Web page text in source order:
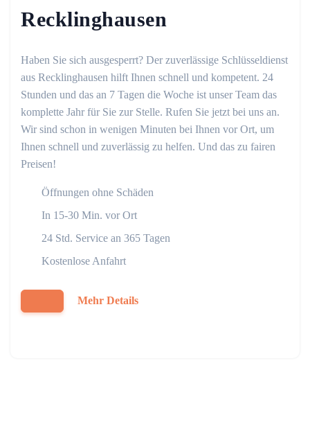
Recklinghausen
Haben Sie sich ausgesperrt? Der zuverlässige Schlüsseldienst
aus Recklinghausen hilft Ihnen schnell und kompetent. 24
Stunden und das an 7 Tagen die Woche ist unser Team das
komplette Jahr für Sie zur Stelle. Rufen Sie jetzt bei uns an.
Wir sind schon in wenigen Minuten bei Ihnen vor Ort, um
Ihnen schnell und zuverlässig zu helfen. Und das zu fairen
Preisen!
Öffnungen ohne Schäden
In 15-30 Min. vor Ort
24 Std. Service an 365 Tagen
Kostenlose Anfahrt
Mehr Details